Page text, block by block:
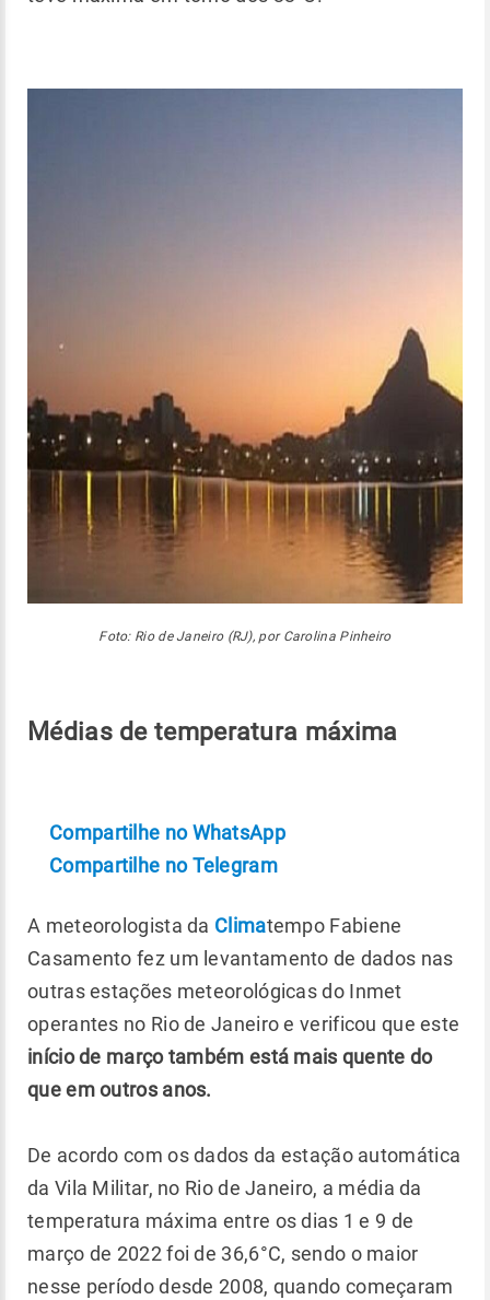
Foto: Rio de Janeiro (RJ), por Carolina Pinheiro
Médias de temperatura máxima
Compartilhe no WhatsApp
Compartilhe no Telegram
A meteorologista da Climatempo Fabiene
Casamento fez um levantamento de dados nas
outras estações meteorológicas do Inmet
operantes no Rio de Janeiro e verificou que este
início de março também está mais quente do
que em outros anos.
De acordo com os dados da estação automática
da Vila Militar, no Rio de Janeiro, a média da
temperatura máxima entre os dias 1 e 9 de
março de 2022 foi de 36,6°C, sendo o maior
nesse período desde 2008, quando começaram